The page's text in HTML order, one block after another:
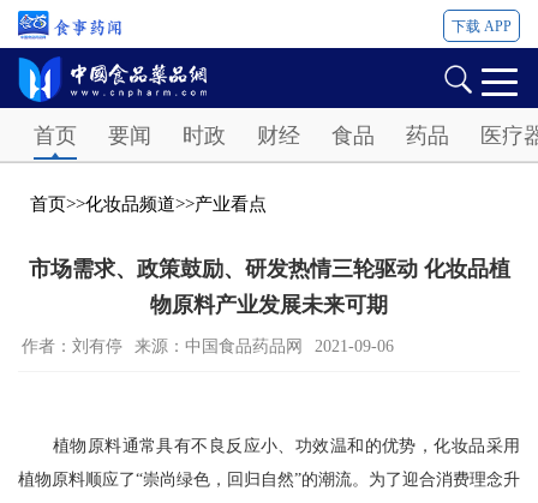
下载 APP
首页 要闻 时政 财经 食品 药品 医疗
首页>>化妆品频道>>产业看点
市场需求、政策鼓励、研发热情三轮驱动 化妆品植
物原料产业发展未来可期
作者：刘有停 来源：​中国食品药品网 2021-09-06
植物原料通常具有不良反应小、功效温和的优势，化妆品采用
植物原料顺应了“崇尚绿色，回归自然”的潮流。为了迎合消费理念升